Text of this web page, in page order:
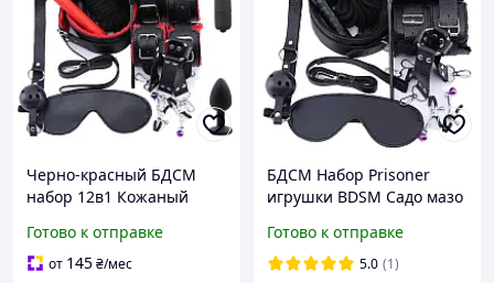
Черно-красный БДСМ
набор 12в1 Кожаный
наручники, плеть,
зажимы для сосков,
Готово к отправке
от 145₴/мес
БДСМ Набор Prisoner
игрушки BDSM Садо мазо
наручники, ошейник
Черный Ellips
Готово к отправке
5.0 (1)